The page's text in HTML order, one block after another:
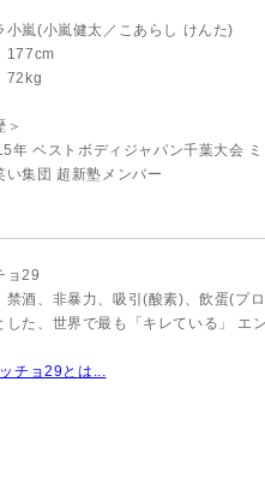
小嵐(小嵐健太／こあらし けんた)
177cm
72kg
＞
年 ベストボディジャパン千葉大会
い集団 超新塾メンバー
ョ29
禁酒、非暴力、吸引(酸素)、飲蛋(プ
した、世界で最も「キレている」 エ
チョ29とは...